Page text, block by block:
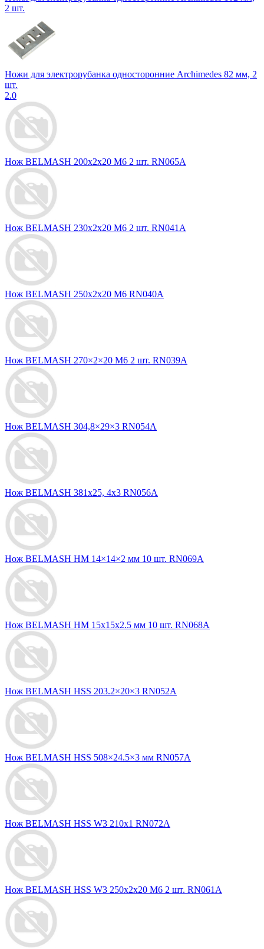
2 шт.
Ножи для электрорубанка односторонние Archimedes 82 мм, 2
шт.
2.0
Нож BELMASH 200х2х20 М6 2 шт. RN065A
Нож BELMASH 230х2х20 М6 2 шт. RN041A
Нож BELMASH 250х2х20 M6 RN040A
Нож BELMASH 270×2×20 M6 2 шт. RN039A
Нож BELMASH 304,8×29×3 RN054A
Нож BELMASH 381х25, 4х3 RN056A
Нож BELMASH HM 14×14×2 мм 10 шт. RN069A
Нож BELMASH HM 15x15x2.5 мм 10 шт. RN068A
Нож BELMASH HSS 203.2×20×3 RN052A
Нож BELMASH HSS 508×24.5×3 мм RN057A
Нож BELMASH HSS W3 210x1 RN072A
Нож BELMASH HSS W3 250х2х20 M6 2 шт. RN061A